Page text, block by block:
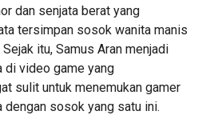
dan senjata berat yang
tersimpan sosok wanita manis
itu, Samus Aran menjadi
di video game yang
sulit untuk menemukan gamer
dengan sosok yang satu ini.